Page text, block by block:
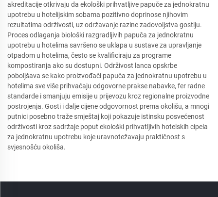
akreditacije otkrivaju da ekološki prihvatljive papuče za jednokratnu
upotrebu u hotelijskim sobama pozitivno doprinose njihovim
rezultatima održivosti, uz održavanje razine zadovoljstva gostiju.
Proces odlaganja biološki razgradljivih papuča za jednokratnu
upotrebu u hotelima savršeno se uklapa u sustave za upravljanje
otpadom u hotelima, često se kvalificiraju za programe
kompostiranja ako su dostupni. Održivost lanca opskrbe
poboljšava se kako proizvođači papuča za jednokratnu upotrebu u
hotelima sve više prihvaćaju odgovorne prakse nabavke, fer radne
standarde i smanjuju emisije u prijevozu kroz regionalne proizvodne
postrojenja. Gosti i dalje cijene odgovornost prema okolišu, a mnogi
putnici posebno traže smještaj koji pokazuje istinsku posvećenost
održivosti kroz sadržaje poput ekološki prihvatljivih hotelskih cipela
za jednokratnu upotrebu koje uravnotežavaju praktičnost s
svjesnošću okoliša.